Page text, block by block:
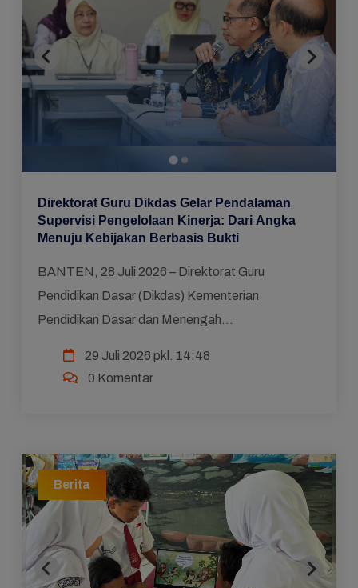
Direktorat Guru Dikdas Gelar Pendalaman
Supervisi Pengelolaan Kinerja: Dari Angka
Menuju Kebijakan Berbasis Bukti
BANTEN, 28 Juli 2026 – Direktorat Guru
Pendidikan Dasar (Dikdas) Kementerian
Pendidikan Dasar dan Menengah
29 Juli 2026 pkl. 14:48
0 Komentar
Berita